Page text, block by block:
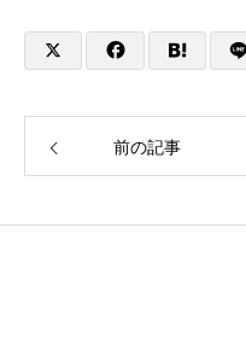
前の記事